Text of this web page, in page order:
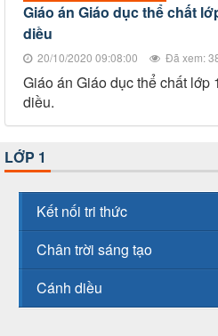
Giáo án Giáo dục thể chất
diều
20/10/2020 09:08:00 Đã xem:
Giáo án Giáo dục thể chất lớp
diều.
LỚP 1
Kết nối tri thức
Chân trời sáng tạo
Cánh diều